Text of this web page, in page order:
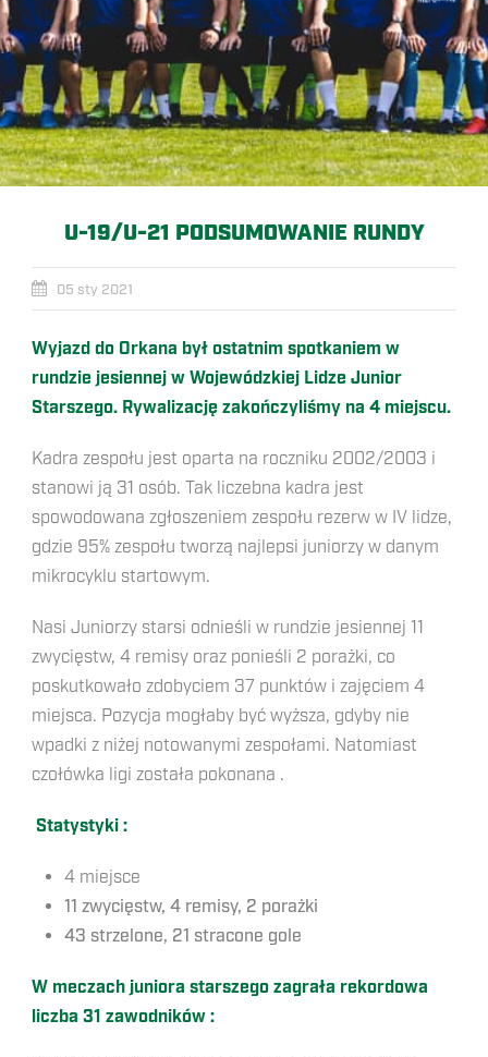
U-19/U-21 PODSUMOWANIE RUNDY
05 sty 2021
Wyjazd do Orkana był ostatnim spotkaniem w
rundzie jesiennej w Wojewódzkiej Lidze Junior
Starszego. Rywalizację zakończyliśmy na 4 miejscu.
Kadra zespołu jest oparta na roczniku 2002/2003 i
stanowi ją 31 osób. Tak liczebna kadra jest
spowodowana zgłoszeniem zespołu rezerw w IV lidze,
gdzie 95% zespołu tworzą najlepsi juniorzy w danym
mikrocyklu startowym.
Nasi Juniorzy starsi odnieśli w rundzie jesiennej 11
zwycięstw, 4 remisy oraz ponieśli 2 porażki, co
poskutkowało zdobyciem 37 punktów i zajęciem 4
miejsca. Pozycja mogłaby być wyższa, gdyby nie
wpadki z niżej notowanymi zespołami. Natomiast
czołówka ligi została pokonana .
Statystyki :
4 miejsce
11 zwycięstw, 4 remisy, 2 porażki
43 strzelone, 21 stracone gole
W meczach juniora starszego zagrała rekordowa
liczba 31 zawodników :